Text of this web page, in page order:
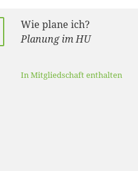
Wie plane ich?
Planung im HU
In Mitgliedschaft enthalten